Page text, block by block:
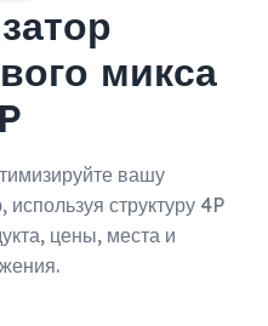
микса
вашу
структуру 4P
цены, места и